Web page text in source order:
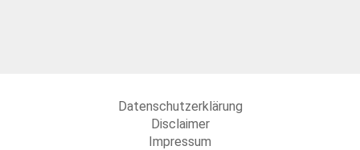
Datenschutzerklärung
Disclaimer
Impressum